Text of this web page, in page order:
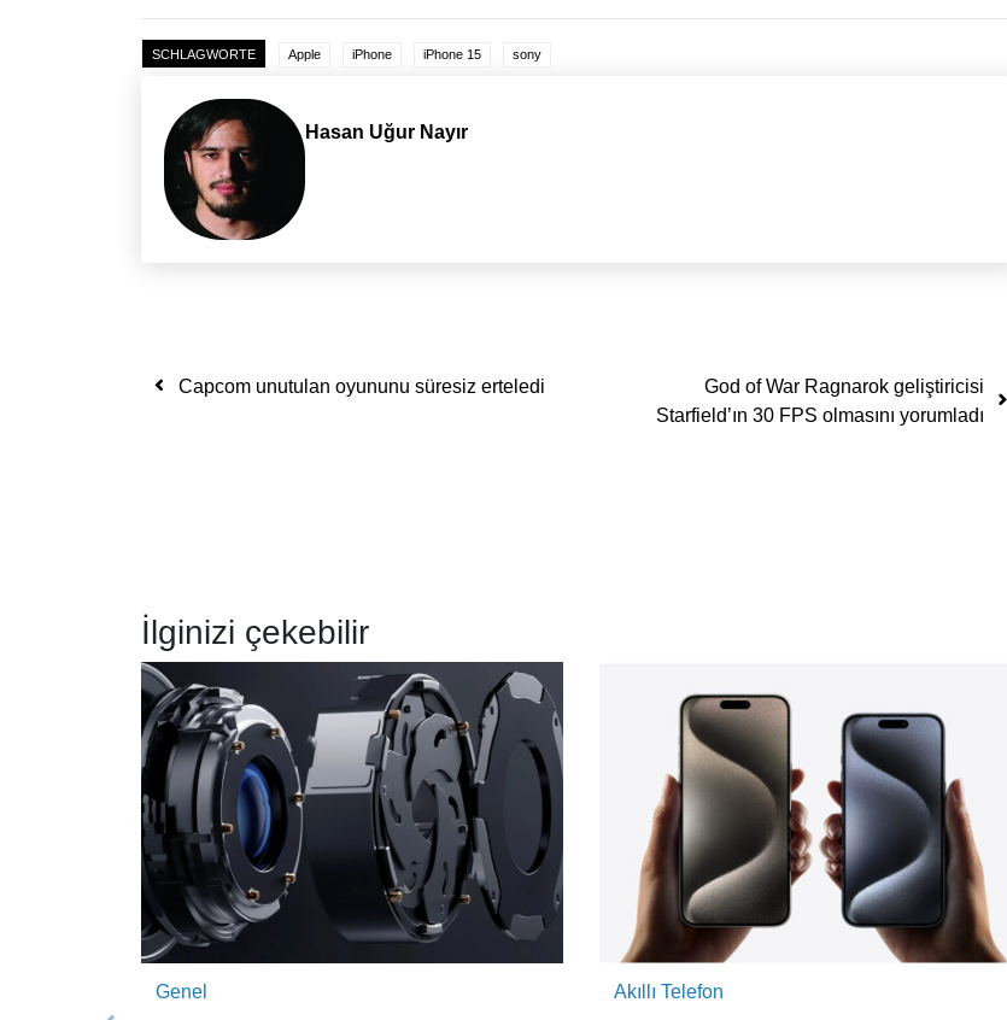
SCHLAGWORTE Apple iPhone iPhone 15 sony
Hasan Uğur Nayır
Yazı dolaşımı
Capcom unutulan oyununu süresiz erteledi
God of War Ragnarok geliştiricisi
Starfield’ın 30 FPS olmasını yorumladı
İlginizi çekebilir
Genel Akıllı Telefon